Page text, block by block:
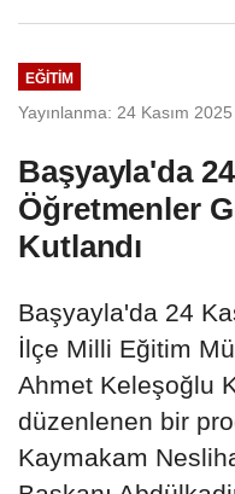
EĞITIM
Yayınlanma: 24 Kasım
Başyayla'da
Öğretmenler
Kutlandı
Başyayla'da 24
İlçe Milli Eğitim
Ahmet Keleşoğlu
düzenlenen bir
Kaymakam